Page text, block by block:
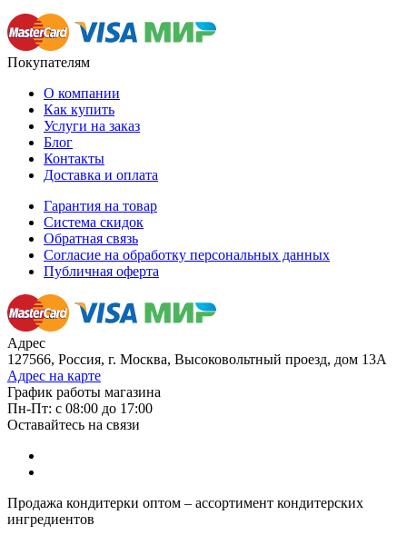
Покупателям
О компании
Как купить
Услуги на заказ
Блог
Контакты
Доставка и оплата
Гарантия на товар
Система скидок
Обратная связь
Согласие на обработку персональных данных
Публичная оферта
Адрес
127566, Россия, г. Москва, Высоковольтный проезд, дом 13А
Адрес на карте
График работы магазина
Пн-Пт: с 08:00 до 17:00
Оставайтесь на связи
Продажа кондитерки оптом – ассортимент кондитерских
ингредиентов